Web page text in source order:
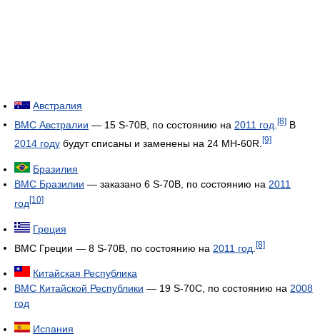
Австралия
ВМС Австралии — 15 S-70B, по состоянию на 2011 год [8] В
2014 году будут списаны и заменены на 24 MH-60R. [9]
Бразилия
ВМС Бразилии — заказано 6 S-70B, по состоянию на 2011
год [10]
Греция
ВМС Греции — 8 S-70B, по состоянию на 2011 год [8]
Китайская Республика
ВМС Китайской Республики — 19 S-70C, по состоянию на 2008
год
Испания